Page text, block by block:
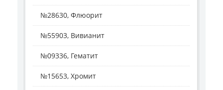
№28630, Флюорит
№55903, Вивианит
№09336, Гематит
№15653, Хромит